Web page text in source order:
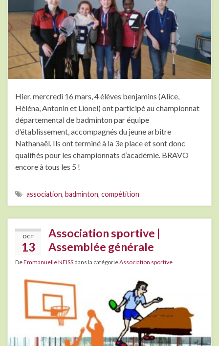
Hier, mercredi 16 mars, 4 élèves benjamins (Alice,
Héléna, Antonin et Lionel) ont participé au championnat
départemental de badminton par équipe
d’établissement, accompagnés du jeune arbitre
Nathanaël. Ils ont terminé à la 3e place et sont donc
qualifiés pour les championnats d’académie. BRAVO
encore à tous les 5 !
association, badminton, compétition
OCT
13
Association sportive |
Assemblée générale
DeEmmanuelle NEISS dans la catégorieAssociation sportive